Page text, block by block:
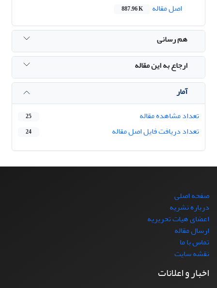
اصل مقاله
887.96 K
هم رسانی
ارجاع به این مقاله
آمار
تعداد مشاهده مقاله
25
تعداد دریافت فایل اصل مقاله 24
صفحه اصلی
درباره نشریه
اعضای هیات تحریریه
ارسال مقاله
تماس با ما
نقشه سایت
اخبار و اعلانات